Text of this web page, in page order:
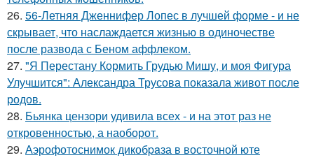
26. 56-Летняя Дженнифер Лопес в лучшей форме - и не
скрывает, что наслаждается жизнью в одиночестве
после развода с Беном аффлеком.
27. "Я Перестану Кормить Грудью Мишу, и моя Фигура
Улучшится": Александра Трусова показала живот после
родов.
28. Бьянка цензори удивила всех - и на этот раз не
откровенностью, а наоборот.
29. Аэрофотоснимок дикобpaза в восточной юте